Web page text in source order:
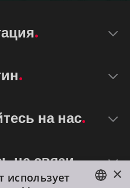
на нас
на связи
×
использует